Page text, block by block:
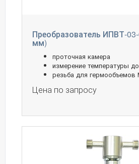
Преобразователь ИПВТ-
мм)
проточная камера
измерение температуры
резьба для гермообъемов
Цена по запросу